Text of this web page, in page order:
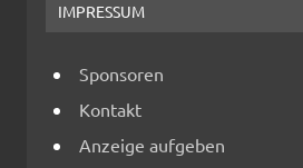
IMPRESSUM
Sponsoren
Kontakt
Anzeige aufgeben